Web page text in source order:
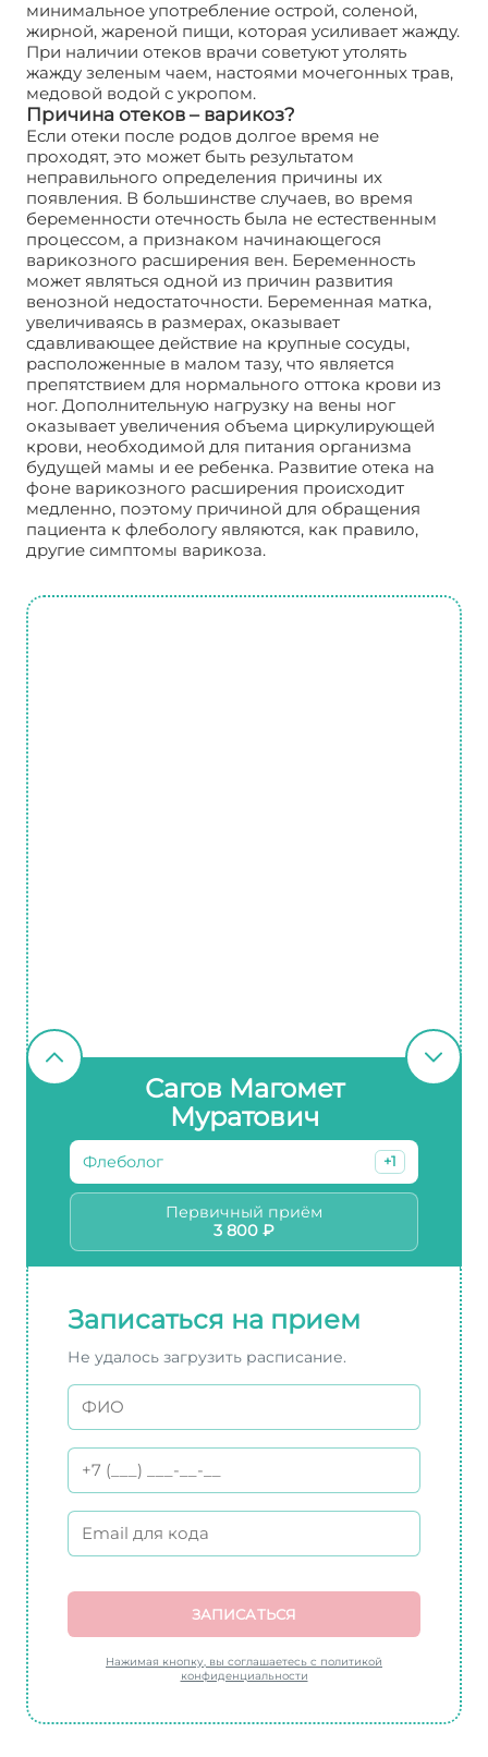
минимальное употребление острой, соленой,
жирной, жареной пищи, которая усиливает жажду.
При наличии отеков врачи советуют утолять
жажду зеленым чаем, настоями мочегонных трав,
медовой водой с укропом.
Причина отеков – варикоз?
Если отеки после родов долгое время не
проходят, это может быть результатом
неправильного определения причины их
появления. В большинстве случаев, во время
беременности отечность была не естественным
процессом, а признаком начинающегося
варикозного расширения вен. Беременность
может являться одной из причин развития
венозной недостаточности. Беременная матка,
увеличиваясь в размерах, оказывает
сдавливающее действие на крупные сосуды,
расположенные в малом тазу, что является
препятствием для нормального оттока крови из
ног. Дополнительную нагрузку на вены ног
оказывает увеличения объема циркулирующей
крови, необходимой для питания организма
будущей мамы и ее ребенка. Развитие отека на
фоне варикозного расширения происходит
медленно, поэтому причиной для обращения
пациента к флебологу являются, как правило,
другие симптомы варикоза.
Сагов Магомет
Муратович
Флеболог +1
Первичный приём
3 800 ₽
Записаться на прием
Не удалось загрузить расписание.
ЗАПИСАТЬСЯ
Нажимая кнопку, вы соглашаетесь с политикой
конфиденциальности